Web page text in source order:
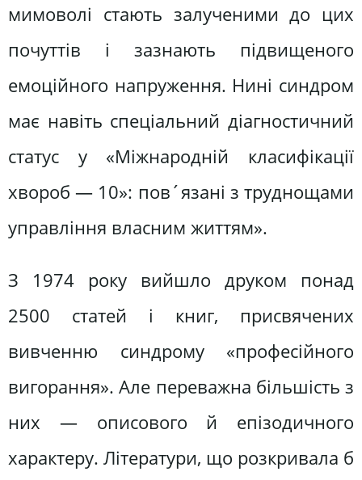
мимоволі стають залученими до цих
почуттів і зазнають підвищеного
емоційного напруження. Нині синдром
має навіть спеціальний діагностичний
статус у «Міжнародній класифікації
хвороб — 10»: пов´язані з труднощами
управління власним життям».
З 1974 року вийшло друком понад
2500 статей і книг, присвячених
вивченню синдрому «професійного
вигорання». Але переважна більшість з
них — описового й епізодичного
характеру. Літератури, що розкривала б